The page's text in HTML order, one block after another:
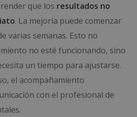
que los resultados no
. La mejoría puede comenzar
varias semanas. Esto no
no esté funcionando, sino
un tiempo para ajustarse.
el acompañamiento
con el profesional de